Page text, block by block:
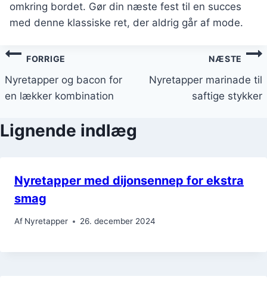
omkring bordet. Gør din næste fest til en succes
med denne klassiske ret, der aldrig går af mode.
Indlægsnavigation
FORRIGE
Nyretapper og bacon for
en lækker kombination
NÆSTE
Nyretapper marinade til
saftige stykker
Lignende indlæg
Nyretapper med dijonsennep for ekstra
smag
Af Nyretapper 26. december 2024